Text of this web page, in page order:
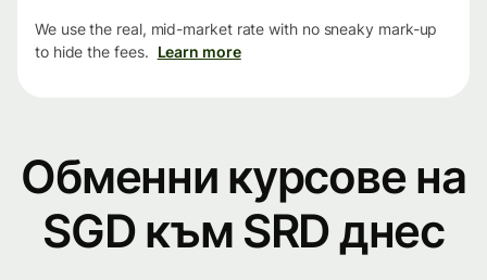
We use the real, mid-market rate with no sneaky mark-up
to hide the fees. Learn more
Обменни курсове на
SGD към SRD днес